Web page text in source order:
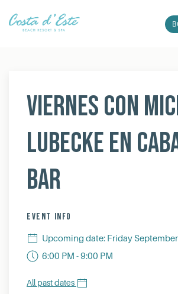
Viernes con
LuBecke en
Bar
EVENT INFO
Upcoming date: Friday
6:00 PM - 9:00 PM
All past dates